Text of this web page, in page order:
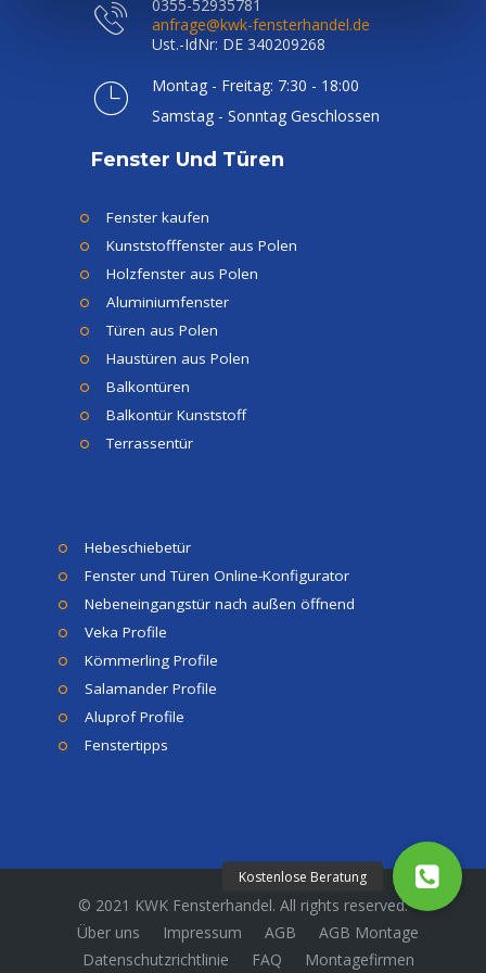
0355-52935781
anfrage@kwk-fensterhandel.de
Ust.-IdNr: DE 340209268
Montag - Freitag: 7:30 - 18:00
Samstag - Sonntag Geschlossen
Fenster Und Türen
Fenster kaufen
Kunststofffenster aus Polen
Holzfenster aus Polen
Aluminiumfenster
Türen aus Polen
Haustüren aus Polen
Balkontüren
Balkontür Kunststoff
Terrassentür
Hebeschiebetür
Fenster und Türen Online-Konfigurator
Nebeneingangstür nach außen öffnend
Veka Profile
Kömmerling Profile
Salamander Profile
Aluprof Profile
Fenstertipps
© 2021 KWK Fensterhandel. All rights reserved.
Über uns
Impressum AGB
AGB Montage
Datenschutzrichtlinie
FAQ Montagefirmen
Rabattaktionen
Fenstereinbau